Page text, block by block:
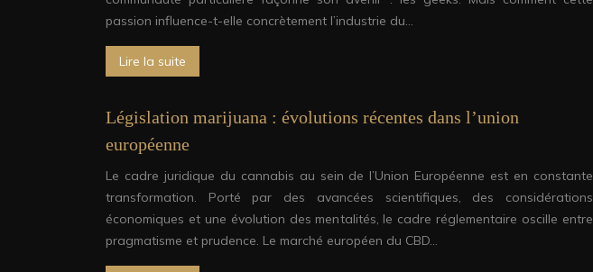
passion influence-t-elle concrètement l’industrie du…
Lire la suite
Législation marijuana : évolutions récentes dans l’union
européenne
Le cadre juridique du cannabis au sein de l’Union Européenne est en constante
transformation. Porté par des avancées scientifiques, des considérations
économiques et une évolution des mentalités, le cadre réglementaire oscille entre
pragmatisme et prudence. Le marché européen du CBD…